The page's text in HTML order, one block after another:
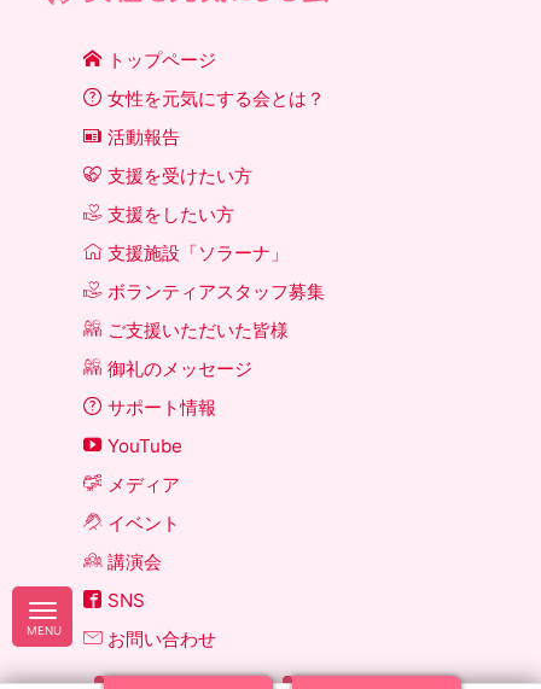
トップページ
女性を元気にする会とは？
活動報告
支援を受けたい方
支援をしたい方
支援施設「ソラーナ」
ボランティアスタッフ募集
ご支援いただいた皆様
御礼のメッセージ
サポート情報
YouTube
メディア
イベント
講演会
SNS
お問い合わせ